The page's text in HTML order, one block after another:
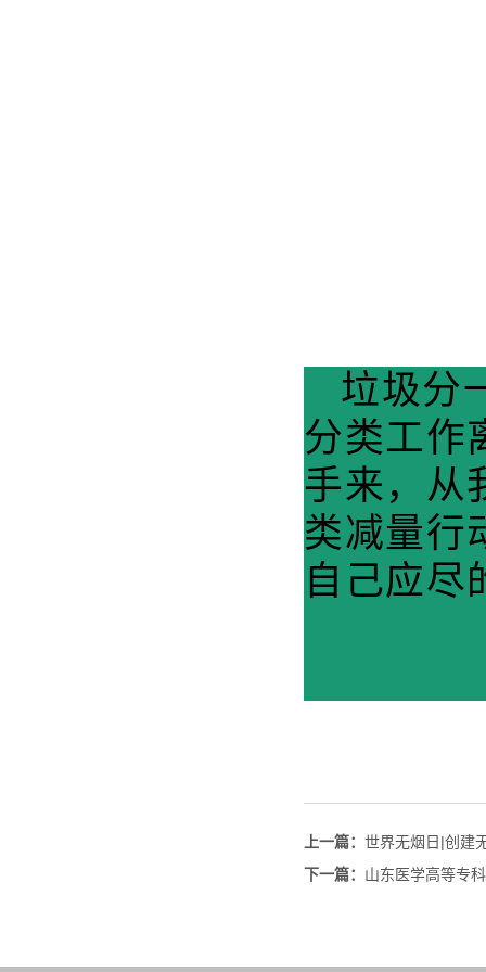
垃圾分
分类工作
手来，从
类减量行
自己应尽
上一篇： 世界无烟日|创建
下一篇： 山东医学高等专